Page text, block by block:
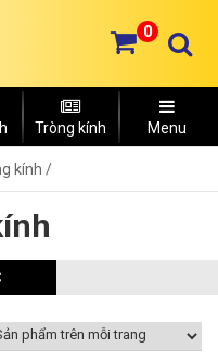
0
Tròng kính Menu
kính /